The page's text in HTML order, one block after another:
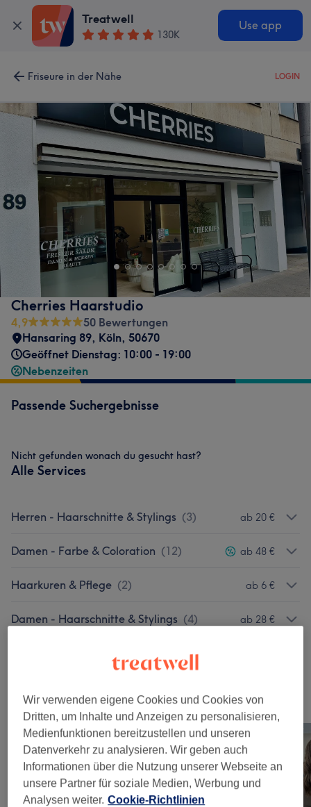
Treatwell
130K
Use app
Friseure in der Nähe LOGIN
Cherries Haarstudio
4,9
50 Bewertungen
Hansaring 89, Köln, 50670
Geöffnet Dienstag: 10:00 - 19:00
Nebenzeiten
Passende Suchergebnisse
Nicht gefunden wonach du gesucht hast?
Alle Services
Herren - Haarschnitte & Stylings (3) ab 20 €
Damen - Farbe & Coloration (12) ab 48 €
Haarkuren & Pflege (2) ab 6 €
Damen - Haarschnitte & Stylings (4) ab 28 €
4)
Unsere Arbeit
Bild anklicken für weitere Details
Wir verwenden eigene Cookies und Cookies von
Dritten, um Inhalte und Anzeigen zu personalisieren,
Medienfunktionen bereitzustellen und unseren
Datenverkehr zu analysieren. Wir geben auch
Informationen über die Nutzung unserer Webseite an
unsere Partner für soziale Medien, Werbung und
Analysen weiter. Cookie-Richtlinien